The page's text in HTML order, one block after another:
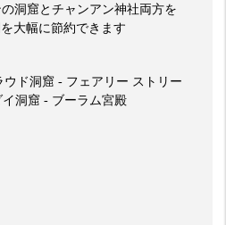
洞窟とチャンアン神社両方を
大幅に節約できます
ウド洞窟 - フェアリー ストリー
イ洞窟 - ブーラム宮殿